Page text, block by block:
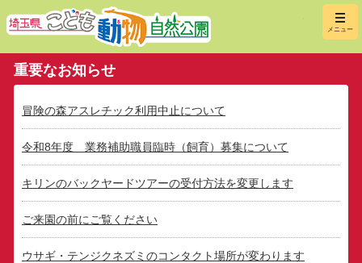
埼玉県
メニュー
重要なお知らせ
冒険の森アスレチック利用中止について
令和8年度 業務補助職員臨時（飼育）募集について
キリンのバックヤードツアーの受付方法を変更します
ご来園の前にご覧ください
ウサギ・テンジクネズミのコンタクト場所が変わります